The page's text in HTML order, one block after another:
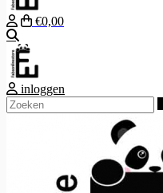
€0,00
inloggen